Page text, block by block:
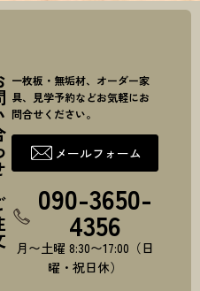
文 一枚板・無垢材、オーダー家
具、見学予約などお気軽にお
問合せください。
メールフォーム
090-3650-
4356
月〜土曜 8:30〜17:00（日
曜・祝日休）